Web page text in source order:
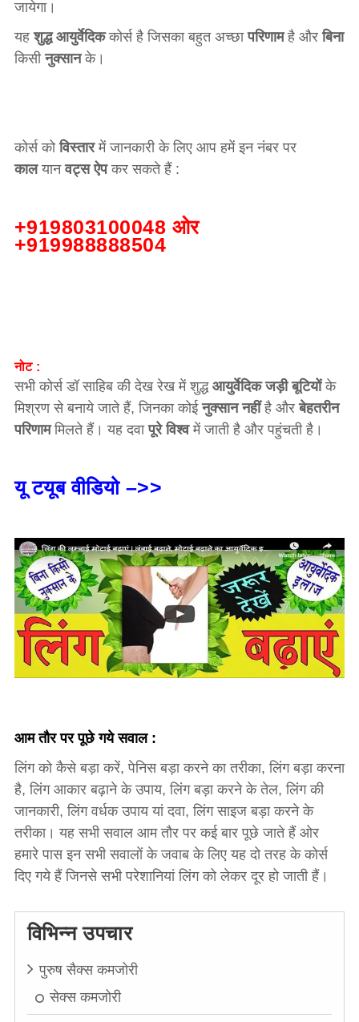
जायेगा।
यहशुद्ध आयुर्वेदिककोर्स है जिसका बहुत अच्छापरिणामहै औरबिना
किसीनुक्सानके।
कोर्स कोविस्तारमें जानकारी के लिए आप हमें इन नंबर पर
कालयानवट्स ऐपकर सकते हैं :
+919803100048 ओर
+919988888504
नोट :
सभी कोर्स डॉ साहिब की देख रेख में शुद्ध आयुर्वेदिक जड़ी बूटियोंके
मिश्रण से बनाये जाते हैं, जिनका कोईनुक्सान नहींहै औरबेहतरीन
परिणाममिलते हैं। यह दवापूरे विश्वमें जाती है और पहुंचती है।
यू टयूब वीडियो –>>
आम तौर पर पूछे गये सवाल :
लिंग को कैसे बड़ा करें, पेनिस बड़ा करने का तरीका, लिंग बड़ा करना
है, लिंग आकार बढ़ाने के उपाय, लिंग बड़ा करने के तेल, लिंग की
जानकारी, लिंग वर्धक उपाय यां दवा, लिंग साइज बड़ा करने के
तरीका। यह सभी सवाल आम तौर पर कई बार पूछे जाते हैं ओर
हमारे पास इन सभी सवालों के जवाब के लिए यह दो तरह के कोर्स
दिए गये हैं जिनसे सभी परेशानियां लिंग को लेकर दूर हो जाती हैं।
विभिन्न उपचार
पुरुष सैक्स कमजोरी
सेक्स कमजोरी